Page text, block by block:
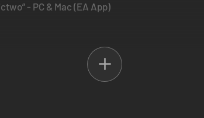
- PC & Mac (EA App)